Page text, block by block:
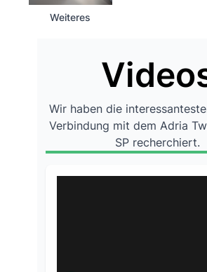
Weiteres
Wir haben die
Verbindung mit dem Adria
SP recherchiert.